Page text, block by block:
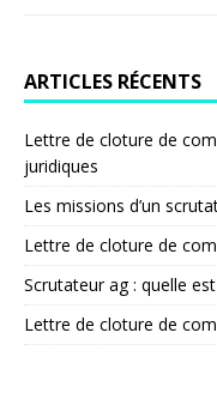
ARTICLES RÉCENTS
Lettre de cloture de
juridiques
Les missions d’un
Lettre de cloture de
Scrutateur ag : quelle
Lettre de cloture de